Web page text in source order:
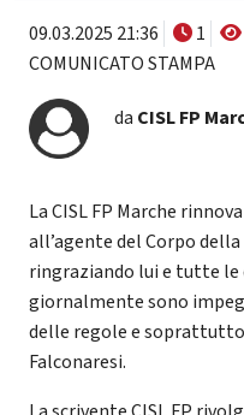
09.03.2025 21:36 1
COMUNICATO STAMPA
da CISL FP
La CISL FP Marche
all’agente del Corpo
ringraziando lui e tutte le
giornalmente sono
delle regole e
Falconaresi.